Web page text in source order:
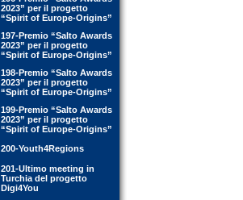
2023” per il progetto
“Spirit of Europe-Origins”
197-Premio “Salto Awards
2023” per il progetto
“Spirit of Europe-Origins”
198-Premio “Salto Awards
2023” per il progetto
“Spirit of Europe-Origins”
199-Premio “Salto Awards
2023” per il progetto
“Spirit of Europe-Origins”
200-Youth4Regions
201-Ultimo meeting in
Turchia del progetto
Digi4You